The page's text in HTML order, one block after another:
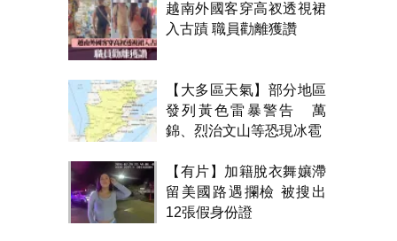
越南外國客穿高衩透視裙
入古蹟 職員勸離獲讚
【大多區天氣】部分地區
發列黃色雷暴警告 萬
錦、烈治文山等恐現冰雹
【有片】加籍脫衣舞孃滯
留美國路遇攔檢 被搜出
12張假身份證